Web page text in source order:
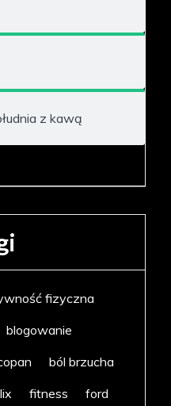
z kawą
fizyczna
blogowanie
ból brzucha
fitness
ford